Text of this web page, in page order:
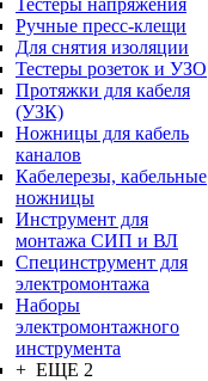
Тестеры напряжения
Ручные пресс-клещи
Для снятия изоляции
Тестеры розеток и УЗО
Протяжки для кабеля
(УЗК)
Ножницы для кабель
каналов
Кабелерезы, кабельные
ножницы
Инструмент для
монтажа СИП и ВЛ
Специнструмент для
электромонтажа
Наборы
электромонтажного
инструмента
+ ЕЩЕ 2